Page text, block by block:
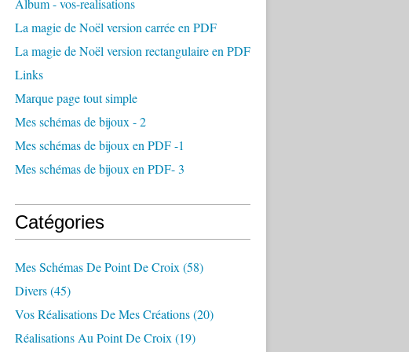
Album - vos-realisations
La magie de Noël version carrée en PDF
La magie de Noël version rectangulaire en PDF
Links
Marque page tout simple
Mes schémas de bijoux - 2
Mes schémas de bijoux en PDF -1
Mes schémas de bijoux en PDF- 3
Catégories
Mes Schémas De Point De Croix (58)
Divers(45)
Vos Réalisations De Mes Créations(20)
Réalisations Au Point De Croix (19)